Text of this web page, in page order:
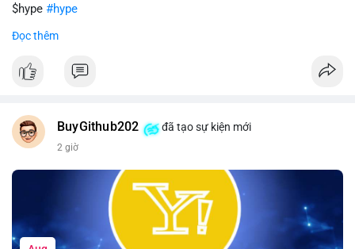
nắm giữ vị thế hiện tại.
#60btc #dongtiencavoi
$hype #hype
#vlikevn
📰 Nguồn: CoinDesk
Đọc thêm
BuyGithub202 đã tạo sự kiện mới
2 giờ